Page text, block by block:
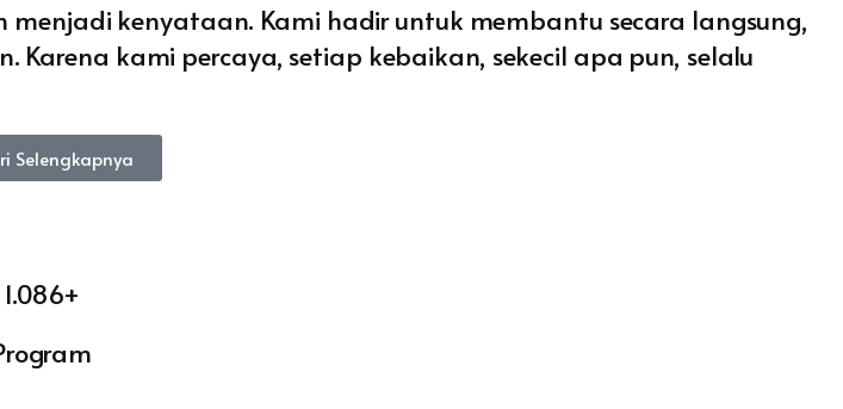
kenyataan. Kami hadir untuk membantu secara langsung,
kami percaya, setiap kebaikan, sekecil apa pun, selalu
Selengkapnya
1.086+